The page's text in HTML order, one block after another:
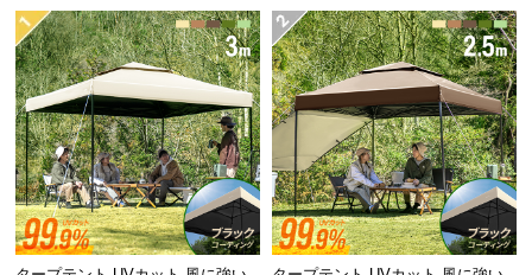
い
て
小
型
商
品
の
配
送